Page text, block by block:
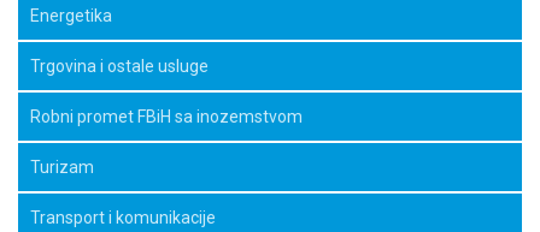
Energetika
Trgovina i ostale usluge
Robni promet FBiH sa inozemstvom
Turizam
Transport i komunikacije